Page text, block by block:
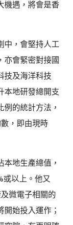
機遇，將會是香
中，會堅持人工
亦會緊密對接國
技及海洋科技
本地研發總開支
的統計方法，
，即由現時
地生產總值，
或以上。他又
微電子相關的
始投入運作；